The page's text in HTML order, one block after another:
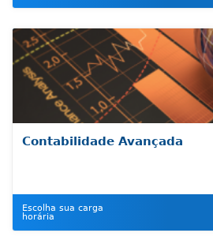
Contabilidade Avançada
Escolha sua carga
horária